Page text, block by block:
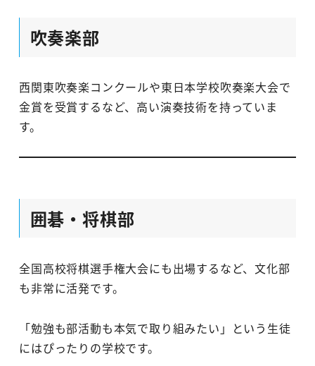
吹奏楽部
西関東吹奏楽コンクールや東日本学校吹奏楽大会で
金賞を受賞するなど、高い演奏技術を持っていま
す。
囲碁・将棋部
全国高校将棋選手権大会にも出場するなど、文化部
も非常に活発です。
「勉強も部活動も本気で取り組みたい」という生徒
にはぴったりの学校です。